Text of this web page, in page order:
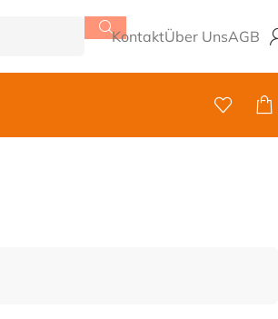
KontaktÜber UnsAGB